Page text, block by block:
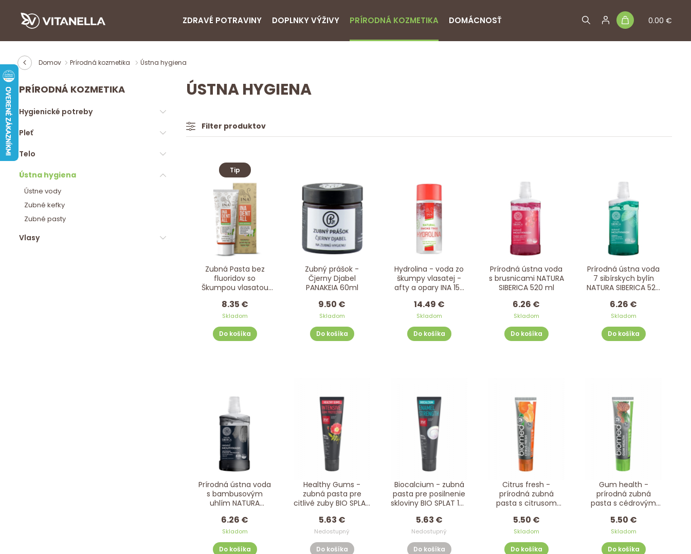
0.00 €
ZDRAVÉ POTRAVINY DOPLNKY VÝŽIVY PRÍRODNÁ KOZMETIKA DOMÁCNOSŤ
Domov Prírodná kozmetika Ústna hygiena
PRÍRODNÁ KOZMETIKA
Hygienické potreby
Pleť
Telo
Ústna hygiena
Ústne vody
Zubné kefky
Zubné pasty
Vlasy
ÚSTNA HYGIENA
Filter produktov
Tip
Zubná Pasta bez
fluoridov so
Škumpou vlasatou
8.35 €
Skladom
Do košíka
Zubný prášok -
Čjerny Djabel
PANAKEIA 60ml
9.50 €
Skladom
Do košíka
Hydrolina - voda zo
škumpy vlasatej -
afty a opary INA 150
14.49 €
Skladom
Do košíka
Prírodná ústna voda
s brusnicami NATURA
SIBERICA 520 ml
6.26 €
Skladom
Do košíka
Prírodná ústna voda
7 sibírskych bylín
NATURA SIBERICA 520
6.26 €
Skladom
Do košíka
Prírodná ústna voda
s bambusovým
uhlím NATURA
6.26 €
Skladom
Do košíka
Healthy Gums -
zubná pasta pre
citlivé zuby BIO SPLAT
5.63 €
Nedostupný
Do košíka
Biocalcium - zubná
pasta pre posilnenie
skloviny BIO SPLAT 125
5.63 €
Nedostupný
Do košíka
Citrus fresh -
prírodná zubná
pasta s citrusom
5.50 €
Skladom
Do košíka
Gum health -
prírodná zubná
pasta s cédrovým
5.50 €
Skladom
Do košíka